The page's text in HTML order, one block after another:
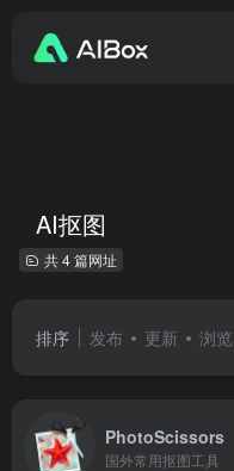
AI抠图
共 4 篇网址
排序 发布 更新 浏览
PhotoScissors
国外常用抠图工具